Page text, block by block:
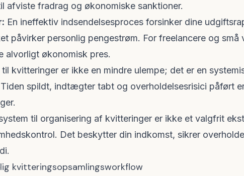
afviste fradrag og økonomiske sanktioner.
En ineffektiv indsendelsesproces forsinker dine
påvirker personlig pengestrøm. For freelancere og små
alvorligt økonomisk pres.
kvitteringer er ikke en mindre ulempe; det er en
spildt, indtægter tabt og overholdelsesrisici påført
til organisering af kvitteringer er ikke et valgfrit
Det beskytter din indkomst, sikrer
kvitteringsopsamlingsworkflow